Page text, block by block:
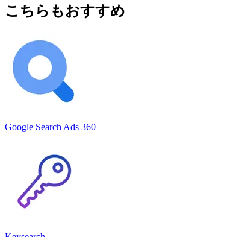
こちらもおすすめ
Google Search Ads 360